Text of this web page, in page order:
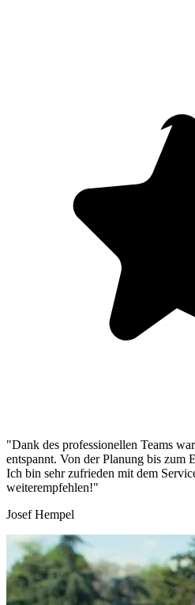
"Dank des professionellen Teams
entspannt. Von der Planung bis zum
Ich bin sehr zufrieden mit dem
weiterempfehlen!"
Josef Hempel